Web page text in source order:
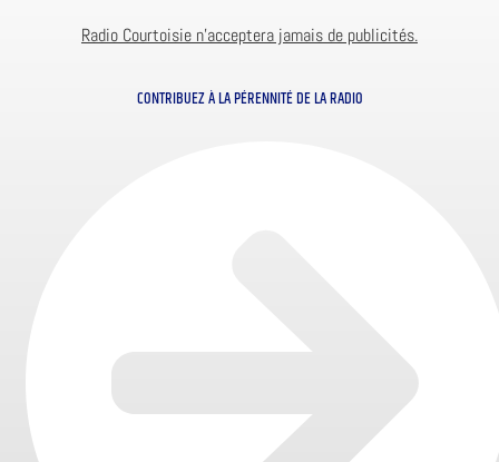
Radio Courtoisie n’acceptera jamais de publicités.
CONTRIBUEZ À LA PÉRENNITÉ DE LA RADIO